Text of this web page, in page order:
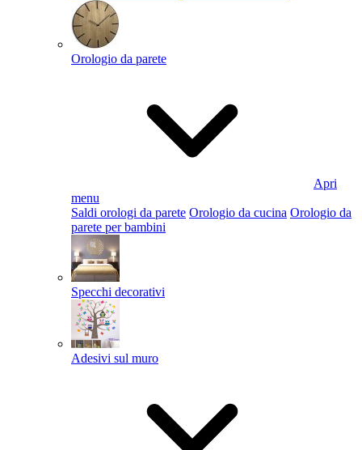
Orologio da parete
Apri
menu
Saldi orologi da parete Orologio da cucina Orologio da
parete per bambini
Specchi decorativi
Adesivi sul muro